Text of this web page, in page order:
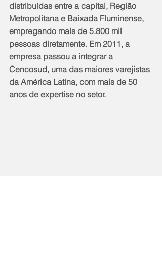
distribuídas entre a capital, Região
Metropolitana e Baixada Fluminense,
empregando mais de 5.800 mil
pessoas diretamente. Em 2011, a
empresa passou a integrar a
Cencosud, uma das maiores varejistas
da América Latina, com mais de 50
anos de expertise no setor.